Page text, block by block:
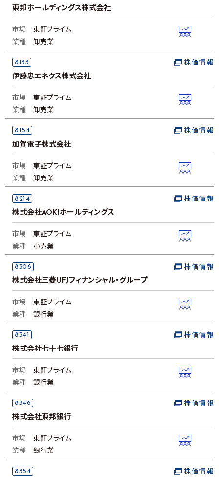
東邦ホールディングス株式会社
市場
東証プライム
業種
卸売業
8133
伊藤忠エネクス株式会社
株価情報
市場
東証プライム
業種
卸売業
8154
加賀電子株式会社
株価情報
市場
東証プライム
業種
卸売業
8214
株式会社AOKIホールディングス
株価情報
市場
東証プライム
業種
小売業
8306
株式会社三菱UFJフィナンシャル・グループ
株価情報
市場
東証プライム
業種
銀行業
8341
株式会社七十七銀行
株価情報
市場
東証プライム
業種
銀行業
8346
株式会社東邦銀行
株価情報
市場
東証プライム
業種
銀行業
8354 株価情報